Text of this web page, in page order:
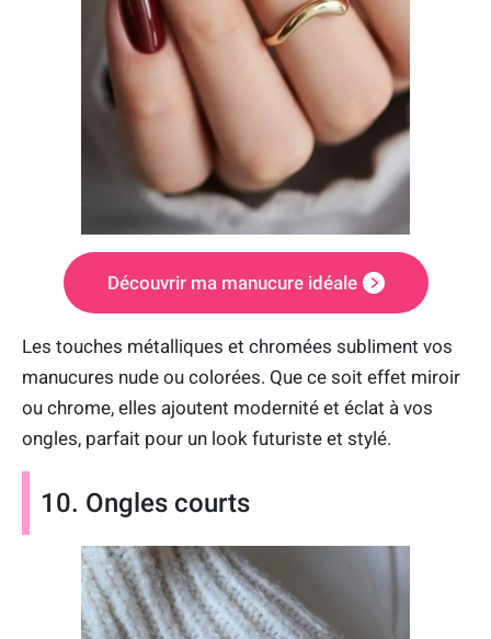
Découvrir ma manucure idéale
Les touches métalliques et chromées subliment vos
manucures nude ou colorées. Que ce soit effet miroir
ou chrome, elles ajoutent modernité et éclat à vos
ongles, parfait pour un look futuriste et stylé.
10. Ongles courts